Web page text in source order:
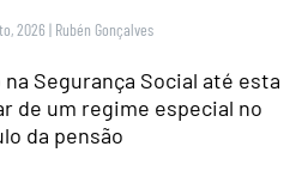
2026 | Rubén Gonçalves
Segurança Social até esta
de um regime especial no
da pensão